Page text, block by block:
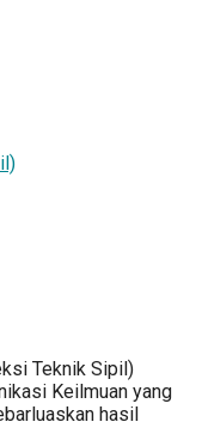
Teknik Sipil)
Keilmuan yang
hasil